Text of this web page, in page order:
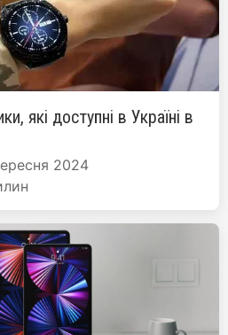
які доступні в Україні в
2024